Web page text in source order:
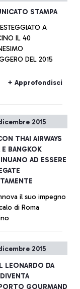
STAMPA
A
IL 40
DEL 2015
+ Approfondisci
2015
THAI AIRWAYS
E BANGKOK
AD ESSERE
il suo impegno
di Roma
+ Approfondisci
2015
LEONARDO DA
GOURMAND